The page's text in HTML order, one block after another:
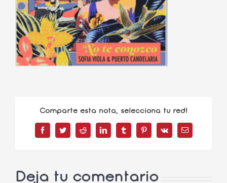
Comparte esta nota, selecciona tu red!
FacebookTwitterReddit LinkedInTumblrPinterest
Vk
Correo
electrónico
Deja tu comentario